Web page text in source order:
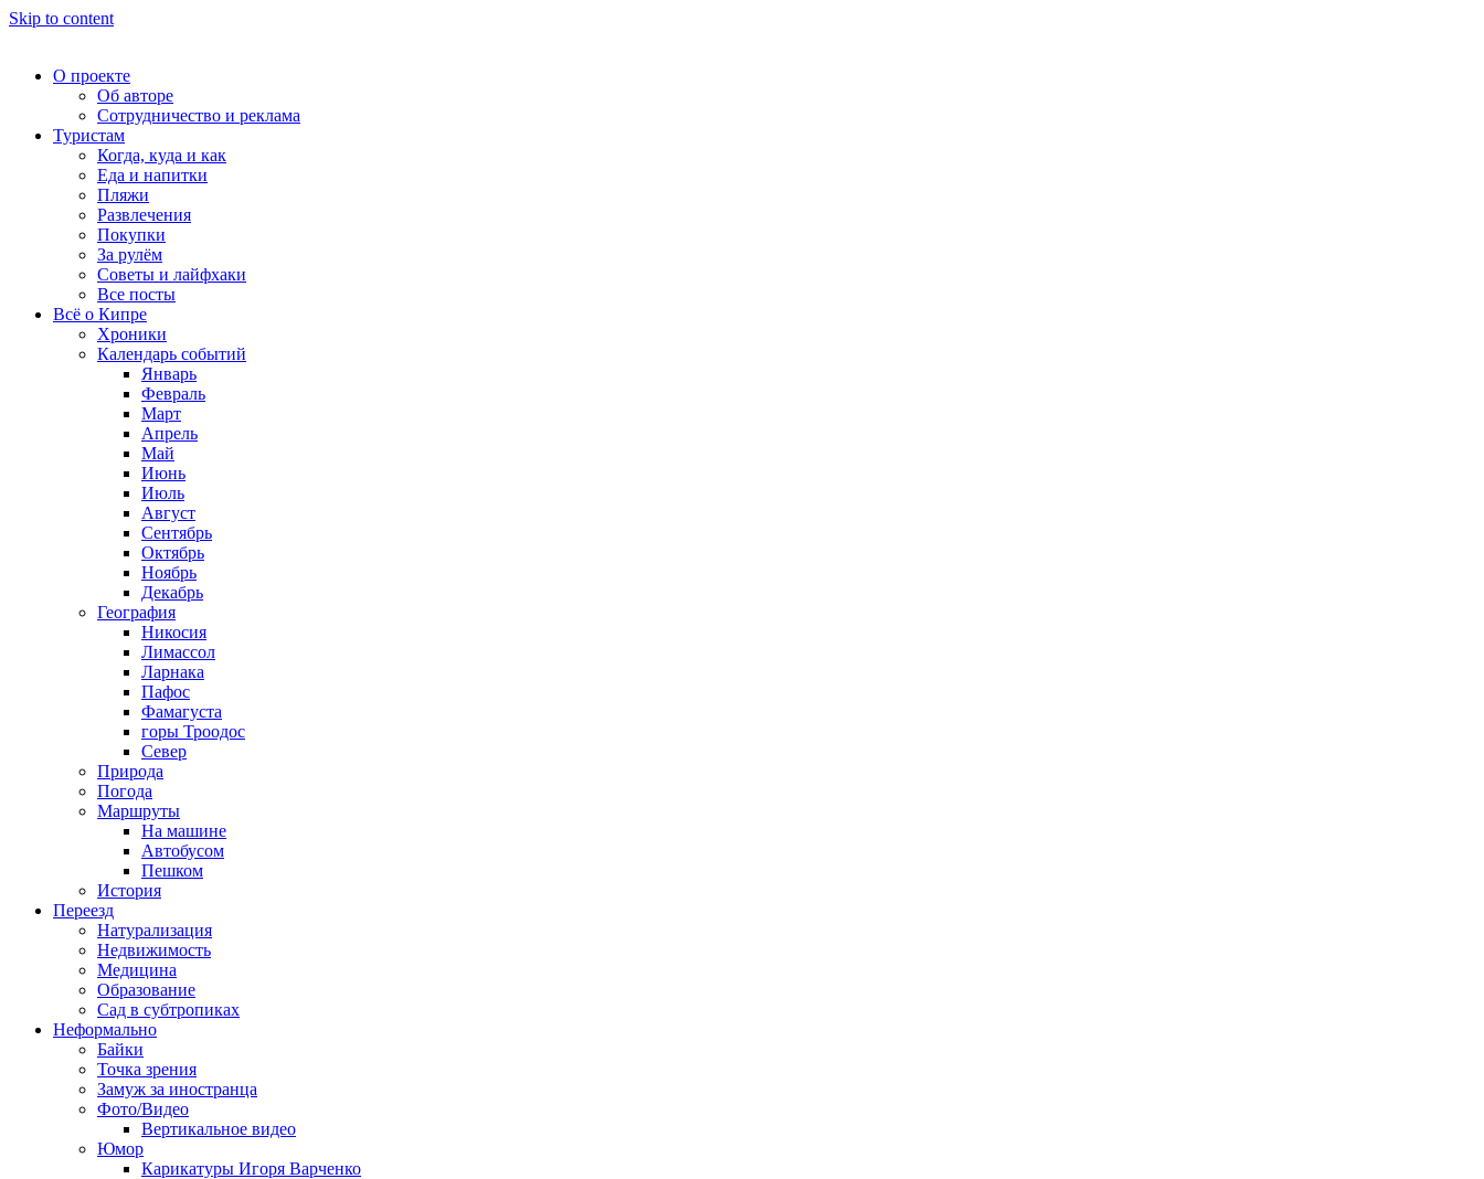
Skip to content
О проекте
Об авторе
Сотрудничество и реклама
Туристам
Когда, куда и как
Еда и напитки
Пляжи
Развлечения
Покупки
За рулём
Советы и лайфхаки
Все посты
Всё о Кипре
Хроники
Календарь событий
Январь
Февраль
Март
Апрель
Май
Июнь
Июль
Август
Сентябрь
Октябрь
Ноябрь
Декабрь
География
Никосия
Лимассол
Ларнака
Пафос
Фамагуста
горы Троодос
Север
Природа
Погода
Маршруты
На машине
Автобусом
Пешком
История
Переезд
Натурализация
Недвижимость
Медицина
Образование
Сад в субтропиках
Неформально
Байки
Точка зрения
Замуж за иностранца
Фото/Видео
Вертикальное видео
Юмор
Карикатуры Игоря Варченко